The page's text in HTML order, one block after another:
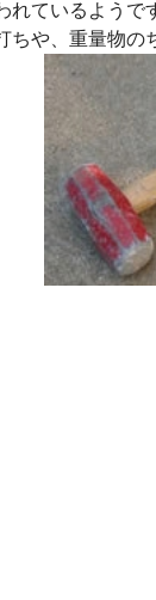
ているようで
や、重量物の